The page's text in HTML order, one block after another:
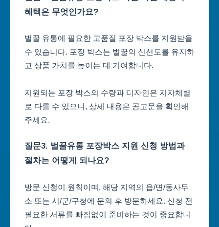
혜택은 무엇인가요?
벌꿀 유통에 필요한 고품질 포장 박스를 지원받을
수 있습니다. 포장 박스는 벌꿀의 신선도를 유지하
고 상품 가치를 높이는 데 기여합니다.
지원되는 포장 박스의 수량과 디자인은 지자체별
로 다를 수 있으니, 상세 내용은 공고문을 확인해
주세요.
질문3. 벌꿀유통 포장박스 지원 신청 방법과
절차는 어떻게 되나요?
방문 신청이 원칙이며, 해당 지역의 읍/면/동사무
소 또는 시/군/구청에 문의 후 방문하세요. 신청 전
필요한 서류를 빠짐없이 준비하는 것이 중요합니